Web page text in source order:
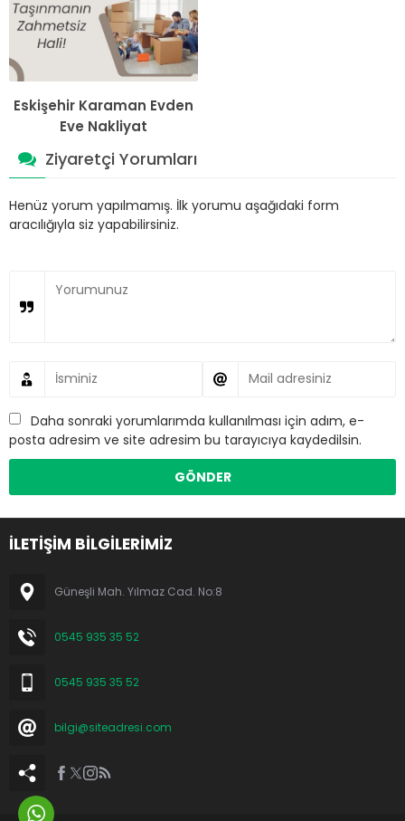
Eskişehir Karaman Evden
Eve Nakliyat
Ziyaretçi Yorumları
Henüz yorum yapılmamış. İlk yorumu aşağıdaki form
aracılığıyla siz yapabilirsiniz.
Daha sonraki yorumlarımda kullanılması için adım, e-
posta adresim ve site adresim bu tarayıcıya kaydedilsin.
İLETİŞİM BİLGİLERİMİZ
Güneşli Mah. Yılmaz Cad. No:8
0545 935 35 52
0545 935 35 52
bilgi@siteadresi.com